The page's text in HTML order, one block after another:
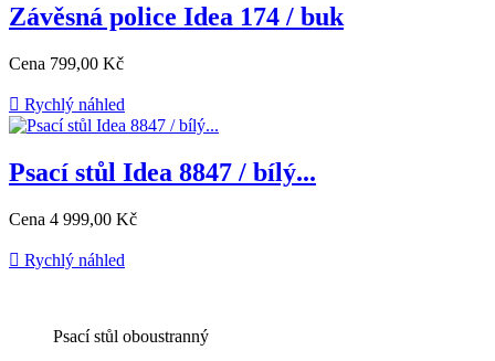
Závěsná police Idea 174 / buk
Cena 799,00 Kč
 Rychlý náhled
Psací stůl Idea 8847 / bílý...
Cena 4 999,00 Kč
 Rychlý náhled
Psací stůl oboustranný